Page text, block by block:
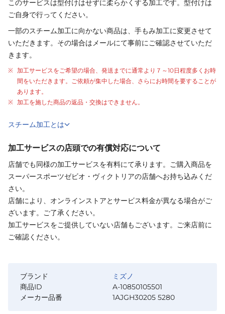
このサービスは型付けはせずに柔らかくする加工です。型付けは
ご自身で行ってください。
一部のスチーム加工に向かない商品は、手もみ加工に変更させて
いただきます。その場合はメールにて事前にご確認させていただ
きます。
加工サービスをご希望の場合、発送までに通常より ７～10日程度多くお時
間をいただきます。ご依頼が集中した場合、さらにお時間を要することが
あります。
加工を施した商品の返品・交換はできません。
スチーム加工とは
加工サービスの店頭での有償対応について
店舗でも同様の加工サービスを有料にて承ります。ご購入商品を
スーパースポーツゼビオ・ヴィクトリアの店舗へお持ち込みくだ
さい。
店舗により、オンラインストアとサービス料金が異なる場合がご
ざいます。ご了承ください。
加工サービスをご提供していない店舗もございます。ご来店前に
ご確認ください。
ブランド
ミズノ
商品ID
A-10850105501
メーカー品番
1AJGH30205 5280